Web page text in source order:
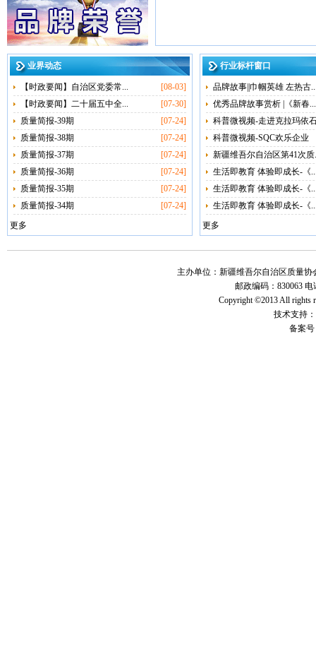
业界动态
[08-03]
【时政要闻】自治区党委常...
[07-30]
【时政要闻】二十届五中全...
[07-24]
质量简报-39期
[07-24]
质量简报-38期
[07-24]
质量简报-37期
[07-24]
质量简报-36期
[07-24]
质量简报-35期
[07-24]
质量简报-34期
更多
行业标杆窗口
品牌故事||巾帼英雄 左热古
优秀品牌故事赏析 |《新春...
科普微视频-走进克拉玛依
科普微视频-SQC欢乐企业
新疆维吾尔自治区第41次质
生活即教育 体验即成长-《
生活即教育 体验即成长-《
生活即教育 体验即成长-《
更多
主办单位：新疆维吾尔自治区质量协
邮政编码：830063 电
Copyright ©2013 All rights
技术支持：
备案号